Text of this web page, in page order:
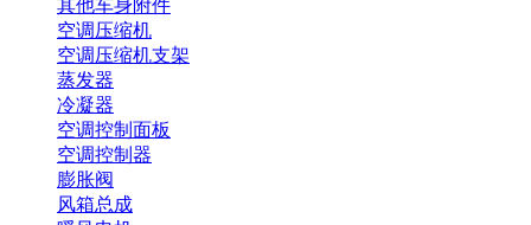
其他车身附件
空调压缩机
空调压缩机支架
蒸发器
冷凝器
空调控制面板
空调控制器
膨胀阀
风箱总成